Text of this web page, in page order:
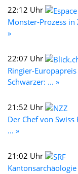
22:12 Uhr
Monster-Prozess in
»
22:07 Uhr
Ringier-
Schwarzer: ... »
21:52 Uhr
Der Chef von
... »
21:02 Uhr